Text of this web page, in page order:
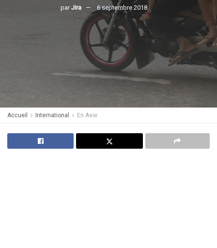
par Jira 6 septembre 2018
Accueil International En Asie